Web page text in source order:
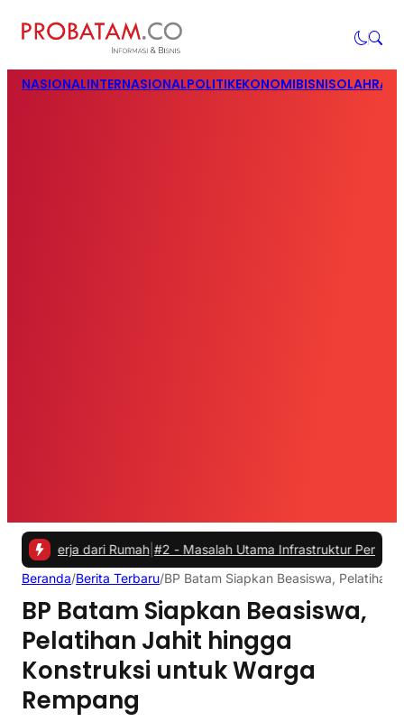
NASIONALINTERNASIONALPOLITIKEKONOMIBISNIS
dari Rumah|#2 -Masalah Utama Infrastruktur Pengisian Daya
Beranda/Berita Terbaru/BP Batam Siapkan Beasiswa,
BP Batam Siapkan Beasiswa,
Pelatihan Jahit hingga
Konstruksi untuk Warga
Rempang